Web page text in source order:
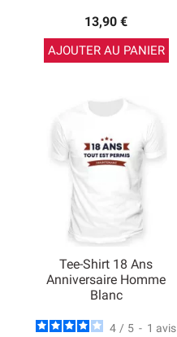
13,90 €
AJOUTER AU PANIER
Tee-Shirt 18 Ans
Anniversaire Homme
Blanc
4 / 5 - 1 avis